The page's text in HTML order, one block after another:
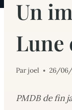
Un
Lune
Parjoel 26/
PMDB de fin